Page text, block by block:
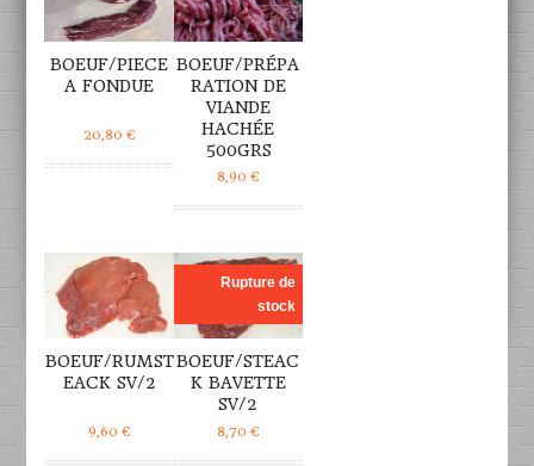
BOEUF/PIECE
A FONDUE
20,80 €
BOEUF/PRÉPA
RATION DE
VIANDE
HACHÉE
500GRS
8,90 €
BOEUF/RUMST
EACK SV/2
9,60 €
Rupture de
stock
BOEUF/STEAC
K BAVETTE
SV/2
8,70 €